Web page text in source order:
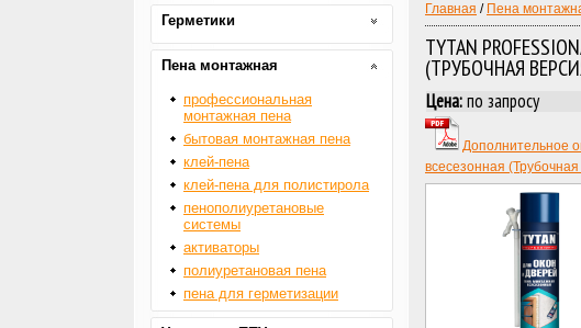
Главная / Пена
TYTAN
(ТРУБОЧНАЯ
Цена:по запросу
Дополнительное
всесезонная
Герметики
Пена монтажная
профессиональная
монтажная пена
бытовая монтажная пена
клей-пена
клей-пена для полистирола
пенополиуретановые
системы
активаторы
полиуретановая пена
пена для герметизации